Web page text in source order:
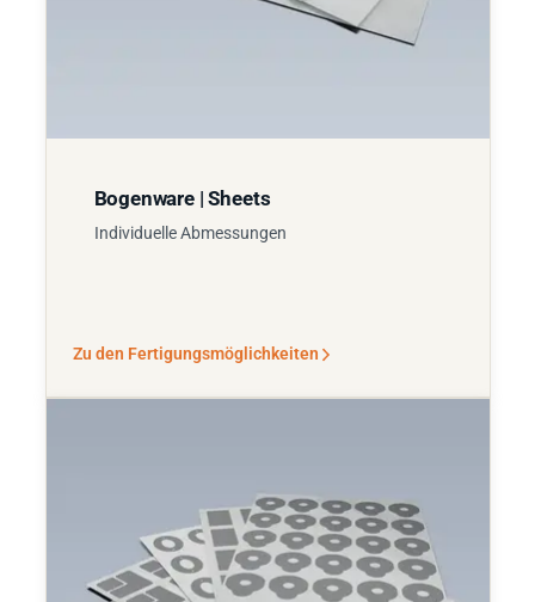
Bogenware | Sheets
Individuelle Abmessungen
Zu den Fertigungsmöglichkeiten